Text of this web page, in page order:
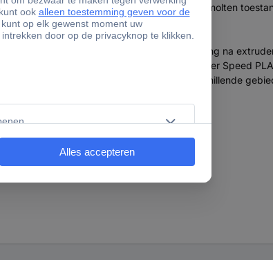
weinig tijd om van de vaste naar de gesmolten
sneller smelten en een veel snellere koeling na
is. Het belangrijkste is dat Hyper Speed
kan Hyper Speed PLA in veel verschillende